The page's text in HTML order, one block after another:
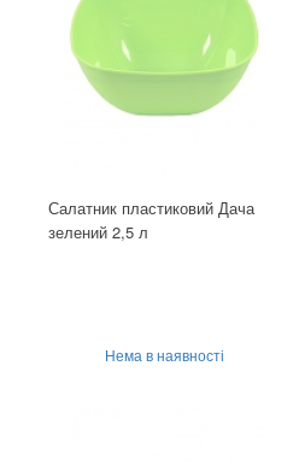
Салатник пластиковий Дача
зелений 2,5 л
Нема в наявності